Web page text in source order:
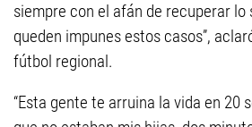
siempre con el afán de recuperar lo
queden impunes estos casos”,
fútbol regional.
“Esta gente te arruina la vida en 20